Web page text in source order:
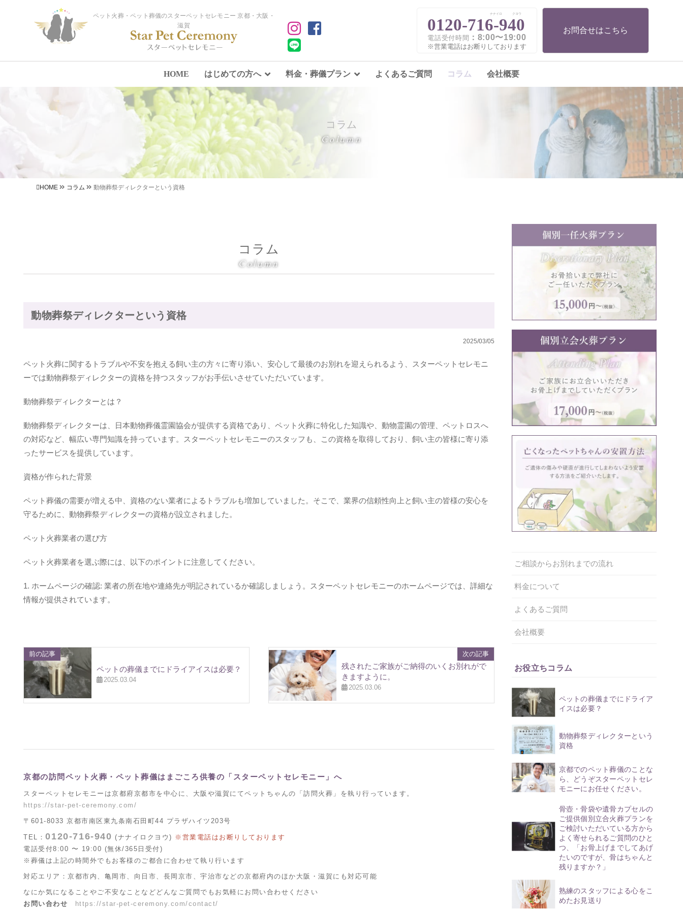
ペット火葬・ペット葬儀のスターペットセレモニー 京都・大阪・
滋賀
ナナイロ クヨウ
0120-716-940
電話受付時間 ：8:00〜19:00
※営業電話はお断りしております
お問合せはこちら
HOME はじめての方へ 料金・葬儀プラン よくあるご質問 コラム 会社概要
コラム
Column
HOME コラム 動物葬祭ディレクターという資格
コラム
Column
動物葬祭ディレクターという資格
2025/03/05
ペット火葬に関するトラブルや不安を抱える飼い主の方々に寄り添い、安心して最後のお別れを迎えられるよう、スターペットセレモニ
ーでは動物葬祭ディレクターの資格を持つスタッフがお手伝いさせていただいています。
動物葬祭ディレクターとは？
動物葬祭ディレクターは、日本動物葬儀霊園協会が提供する資格であり、ペット火葬に特化した知識や、動物霊園の管理、ペットロスへ
の対応など、幅広い専門知識を持っています。スターペットセレモニーのスタッフも、この資格を取得しており、飼い主の皆様に寄り添
ったサービスを提供しています。
資格が作られた背景
ペット葬儀の需要が増える中、資格のない業者によるトラブルも増加していました。そこで、業界の信頼性向上と飼い主の皆様の安心を
守るために、動物葬祭ディレクターの資格が設立されました。
ペット火葬業者の選び方
ペット火葬業者を選ぶ際には、以下のポイントに注意してください。
1. ホームページの確認: 業者の所在地や連絡先が明記されているか確認しましょう。スターペットセレモニーのホームページでは、詳細な
情報が提供されています。
前の記事
ペットの葬儀までにドライアイスは必要？
2025.03.04
次の記事
残されたご家族がご納得のいくお別れがで
きますように。
2025.03.06
京都の訪問ペット火葬・ペット葬儀はまごころ供養の「スターペットセレモニー」へ
スターペットセレモニーは京都府京都市を中心に、大阪や滋賀にてペットちゃんの「訪問火葬」を執り行っています。
https://star-pet-ceremony.com/
〒601-8033 京都市南区東九条南石田町44 プラザハイツ203号
TEL：0120-716-940 (ナナイロクヨウ) ※営業電話はお断りしております
電話受付8:00 〜 19:00 (無休/365日受付)
※葬儀は上記の時間外でもお客様のご都合に合わせて執り行います
対応エリア：京都市内、亀岡市、向日市、長岡京市、宇治市などの京都府内のほか大阪・滋賀にも対応可能
なにか気になることやご不安なことなどどんなご質問でもお気軽にお問い合わせください
お問い合わせ
https://star-pet-ceremony.com/contact/
ご相談からお別れまでの流れ
料金について
よくあるご質問
会社概要
お役立ちコラム
ペットの葬儀までにドライア
イスは必要？
動物葬祭ディレクターという
資格
京都でのペット葬儀のことな
ら、どうぞスターペットセレ
モニーにお任せください。
骨壺・骨袋や遺骨カプセルの
ご提供個別立合火葬プランを
ご検討いただいている方から
よく寄せられるご質問のひと
つ、「お骨上げまでしてあげ
たいのですが、骨はちゃんと
残りますか？」
熟練のスタッフによる心をこ
めたお見送り